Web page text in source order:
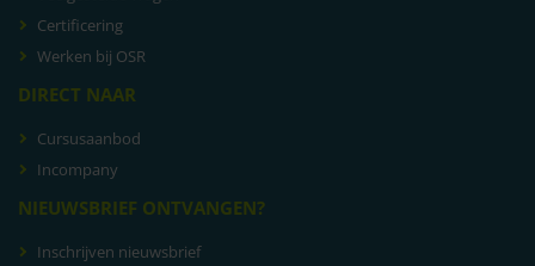
Certificering
Werken bij OSR
DIRECT NAAR
Cursusaanbod
Incompany
NIEUWSBRIEF ONTVANGEN?
Inschrijven nieuwsbrief